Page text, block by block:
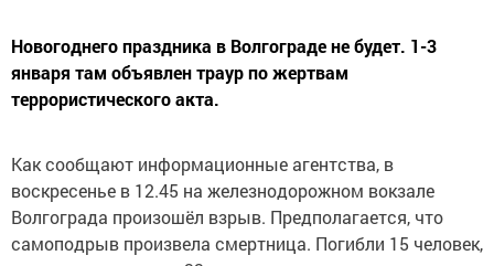
Новогоднего праздника в Волгограде не будет. 1-3
января там объявлен траур по жертвам
террористического акта.
Как сообщают информационные агентства, в
воскресенье в 12.45 на железнодорожном вокзале
Волгограда произошёл взрыв. Предполагается, что
самоподрыв произвела смертница. Погибли 15 человек,